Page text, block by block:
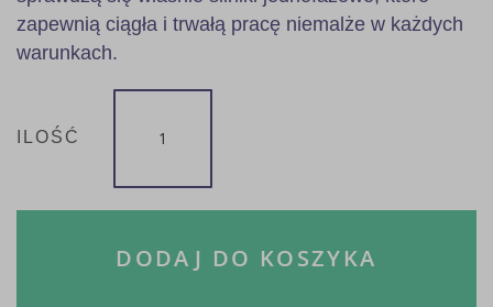
zapewnią ciągła i trwałą pracę niemalże w każdych
warunkach.
ILOŚĆ
DODAJ DO KOSZYKA